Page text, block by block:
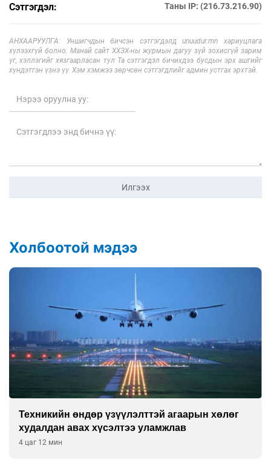
Сэтгэгдэл: Таны IP: (216.73.216.90)
АНХААРУУЛГА: Уншигчдын бичсэн сэтгэгдэлд unuudur.mn хариуцлага
хүлээхгүй болно. Манай сайт ХХЗХ-ны журмын дагуу зүй зохисгүй зарим
үг, хэллэгийг хязгаарласан тул Та сэтгэгдэл бичихдээ бусдын эрх ашгийг
хүндэтгэн үзнэ үү. Хэм хэмжээ зөрчсөн сэтгэгдлийг админ устгах эрхтэй.
Илгээх
Холбоотой мэдээ
Техникийн өндөр үзүүлэлттэй агаарын хөлөг
худалдан авах хүсэлтээ уламжлав
4 цаг 12 мин